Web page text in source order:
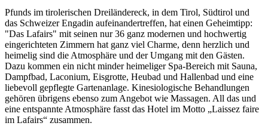
Pfunds im tirolerischen Dreiländereck, in dem Tirol, Südtirol und
das Schweizer Engadin aufeinandertreffen, hat einen Geheimtipp:
"Das Lafairs" mit seinen nur 36 ganz modernen und hochwertig
eingerichteten Zimmern hat ganz viel Charme, denn herzlich und
heimelig sind die Atmosphäre und der Umgang mit den Gästen.
Dazu kommen ein nicht minder heimeliger Spa-Bereich mit Sauna,
Dampfbad, Laconium, Eisgrotte, Heubad und Hallenbad und eine
liebevoll gepflegte Gartenanlage. Kinesiologische Behandlungen
gehören übrigens ebenso zum Angebot wie Massagen. All das und
eine entspannte Atmosphäre fasst das Hotel im Motto „Laissez faire
im Lafairs“ zusammen.